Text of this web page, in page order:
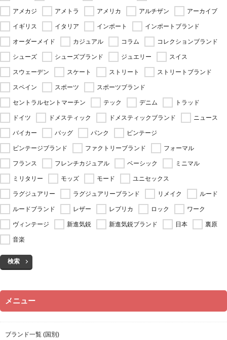
アメカジ アメトラ アメリカ アルチザン アーカイブ
イギリス イタリア インポート インポートブランド
オーダーメイド カジュアル コラム コレクションブランド
シューズ シューズブランド ジュエリー スイス
スウェーデン スケート ストリート ストリートブランド
スペイン スポーツ スポーツブランド
セントラルセントマーチン テック デニム トラッド
ドイツ ドメスティック ドメスティックブランド ニュース
バイカー バッグ パンク ビンテージ
ビンテージブランド ファクトリーブランド フォーマル
フランス フレンチカジュアル ベーシック ミニマル
ミリタリー モッズ モード ユニセックス
ラグジュアリー ラグジュアリーブランド リメイク ルード
ルードブランド レザー レプリカ ロック ワーク
ヴィンテージ 新進気鋭 新進気鋭ブランド 日本 裏原
音楽
検索
メニュー
ブランド一覧 (国別)